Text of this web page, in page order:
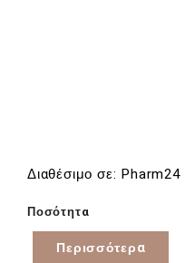
Διαθέσιμο σε: Pharm24
Ποσότητα
Περισσότερα